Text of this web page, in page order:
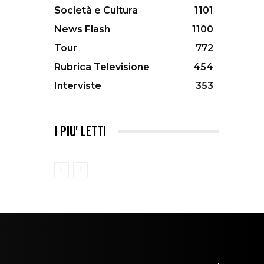
Società e Cultura
1101
News Flash
1100
Tour
772
Rubrica Televisione
454
Interviste
353
I PIU' LETTI